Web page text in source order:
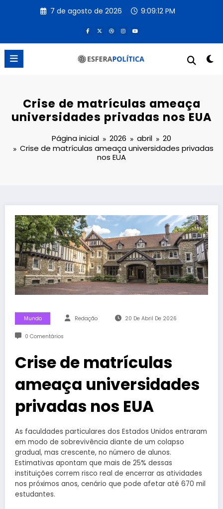
7 de agosto de 2026 9:09:12 PM
Crise de matrículas ameaça
universidades privadas nos EUA
Página inicial 2026 abril
20
Crise de matrículas ameaça universidades privadas
nos EUA
Mundo Redação 20 De Abril De 2026
0 Comentários
Crise de matrículas
ameaça universidades
privadas nos EUA
As faculdades particulares dos Estados Unidos entraram
em modo de sobrevivência diante de um colapso
gradual, mas crescente, no número de alunos.
Estimativas apontam que mais de 25% dessas
instituições correm risco real de encerrar as atividades
nos próximos anos, cenário que pode afetar até 670 mil
estudantes.